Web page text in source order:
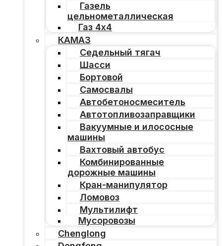
Газель
цельнометаллическая
Газ 4х4
КАМАЗ
Седельный тягач
Шасси
Бортовой
Самосвалы
Автобетоносмеситель
Автотопливозаправщики
Вакуумные и илососные
машины
Вахтовый автобус
Комбинированные
дорожные машины
Кран-манипулятор
Ломовоз
Мультилифт
Мусоровозы
Chenglong